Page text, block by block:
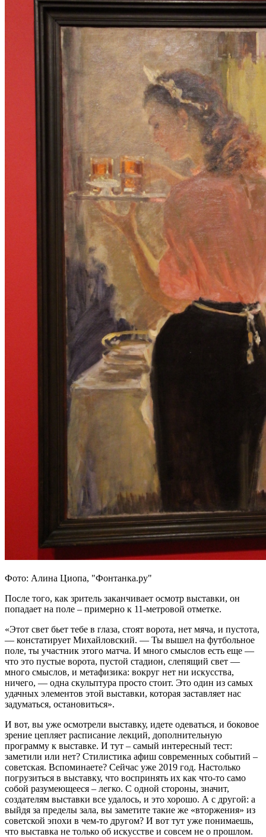
Фото: Алина Циопа, "Фонтанка.ру"
После того, как зритель заканчивает осмотр выставки, он
попадает на поле – примерно к 11-метровой отметке.
«Этот свет бьет тебе в глаза, стоят ворота, нет мяча, и пустота,
— констатирует Михайловский. — Ты вышел на футбольное
поле, ты участник этого матча. И много смыслов есть еще —
что это пустые ворота, пустой стадион, слепящий свет —
много смыслов, и метафизика: вокруг нет ни искусства,
ничего, — одна скульптура просто стоит. Это один из самых
удачных элементов этой выставки, которая заставляет нас
задуматься, остановиться».
И вот, вы уже осмотрели выставку, идете одеваться, и боковое
зрение цепляет расписание лекций, дополнительную
программу к выставке. И тут – самый интересный тест:
заметили или нет? Стилистика афиш современных событий –
советская. Вспоминаете? Сейчас уже 2019 год. Настолько
погрузиться в выставку, что воспринять их как что-то само
собой разумеющееся – легко. С одной стороны, значит,
создателям выставки все удалось, и это хорошо. А с другой: а
выйдя за пределы зала, вы заметите такие же «вторжения» из
советской эпохи в чем-то другом? И вот тут уже понимаешь,
что выставка не только об искусстве и совсем не о прошлом.